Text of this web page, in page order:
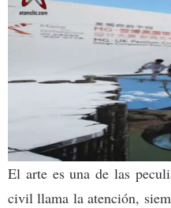
El arte es una de las
civil llama la atención,